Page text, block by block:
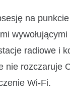
na
radiowe i
rozczaruje
Wi-Fi.